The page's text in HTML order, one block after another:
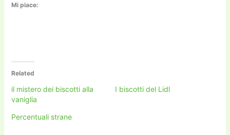
Mi piace:
Related
il mistero dei biscotti alla
vaniglia
I biscotti del Lidl
Percentuali strane